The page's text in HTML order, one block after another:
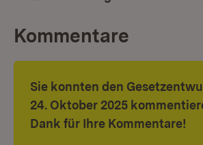
Kommentare
Sie konnten den
24. Oktober 2025
Dank für Ihre Kommentare!